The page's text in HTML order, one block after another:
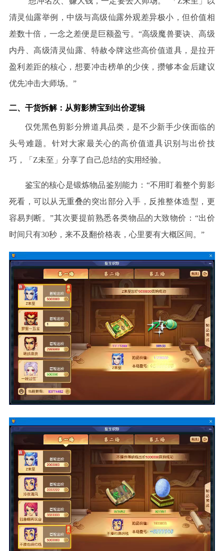
清灵仙露举例，中级与高级仙露外观差异极小，但价值相
差数十倍，一念之差便是巨额盈亏。“高级魔兽要诀、高级
内丹、高级清灵仙露、特赦令牌这些高价值道具，是拉开
盈利差距的核心，想要冲击榜单的少侠，攒够本金后建议
优先冲击大师场。”
二、干货拆解：从剪影辨宝到出价逻辑
仅凭黑色剪影分辨道具品类，是不少新手少侠面临的
头号难题。针对大家最关心的高价值道具识别与出价技
巧，「 Z未至」分享了自己总结的实用经验。
鉴宝的核心是锻炼物品鉴别能力： “不用盯着整个剪影
死看，可以从无重叠的突出部分入手，反推整体造型，更
容易判断。”其次要提前熟悉各类物品的大致物价：“出价
时间只有30秒，来不及翻价格表，心里要有大概区间。”